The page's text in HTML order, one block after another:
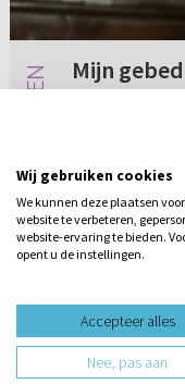
Mijn
begeleid
Maar ik
geoorloofd
Geen reacties
Wij gebruiken cookies
We kunnen deze plaatsen
website te verbeteren,
website-ervaring te bieden.
opent u de instellingen.
Accepteer alles
Nee, pas aan